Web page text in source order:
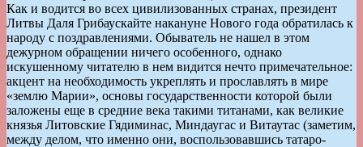
Как и водится во всех цивилизованных странах, президент
Литвы Даля Грибаускайте накануне Нового года обратилась к
народу с поздравлениями. Обыватель не нашел в этом
дежурном обращении ничего особенного, однако
искушенному читателю в нем видится нечто примечательное:
акцент на необходимость укреплять и прославлять в мире
«землю Марии», основы государственности которой были
заложены еще в средние века такими титанами, как великие
князья Литовские Гядиминас, Миндаугас и Витаутас (заметим,
между делом, что именно они, воспользовавшись татаро-